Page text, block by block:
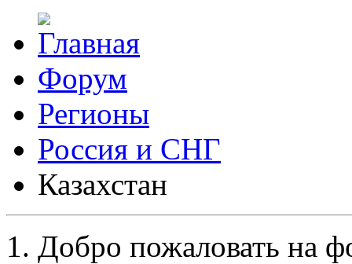
Форум
Регионы
Россия и СНГ
Казахстан
Добро пожаловать на